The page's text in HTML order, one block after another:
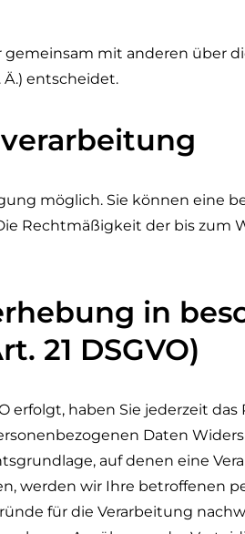
gemeinsam mit anderen über
Ä.) entscheidet.
möglich. Sie können eine
Rechtmäßigkeit der bis zum
in
21 DSGVO)
erfolgt, haben Sie jederzeit das
Daten
auf denen eine
werden wir Ihre betroffenen
für die Verarbeitung